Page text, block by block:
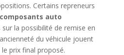
Certains repreneurs
composants auto
sur la possibilité de remise en
du véhicule jouent
prix final proposé.